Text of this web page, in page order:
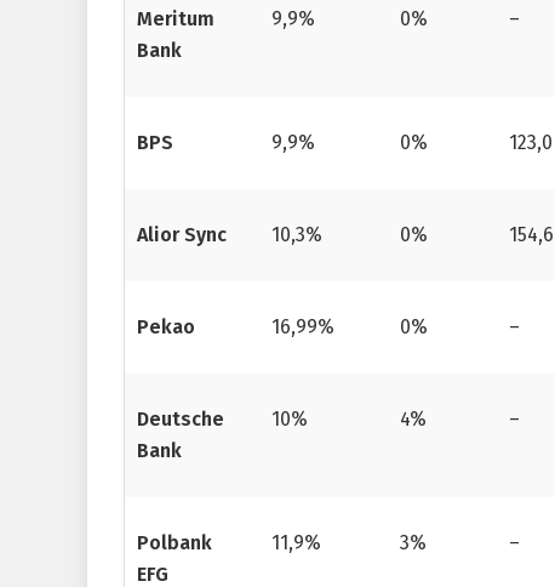
Meritum
Bank
9,9% 0% –
BPS 9,9% 0%
Alior Sync 10,3% 0%
Pekao 16,99% 0% –
Deutsche
Bank
10% 4% –
Polbank
EFG
11,9% 3% –